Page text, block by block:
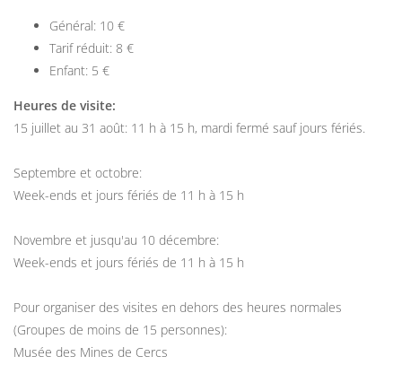
Général: 10 €
Tarif réduit: 8 €
Enfant: 5 €
Heures de visite:
15 juillet au 31 août: 11 h à 15 h, mardi fermé sauf jours fériés.
Septembre et octobre:
Week-ends et jours fériés de 11 h à 15 h
Novembre et jusqu'au 10 décembre:
Week-ends et jours fériés de 11 h à 15 h
Pour organiser des visites en dehors des heures normales
(Groupes de moins de 15 personnes):
Musée des Mines de Cercs